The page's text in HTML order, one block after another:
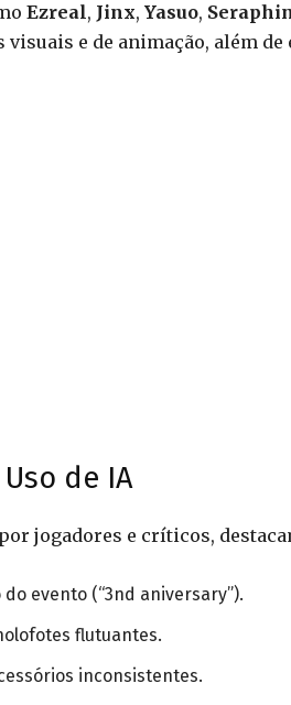
Ezreal, Jinx, Yasuo,
visuais e de animação, além
de IA
jogadores e críticos,
evento (“3nd aniversary”).
flutuantes.
inconsistentes.